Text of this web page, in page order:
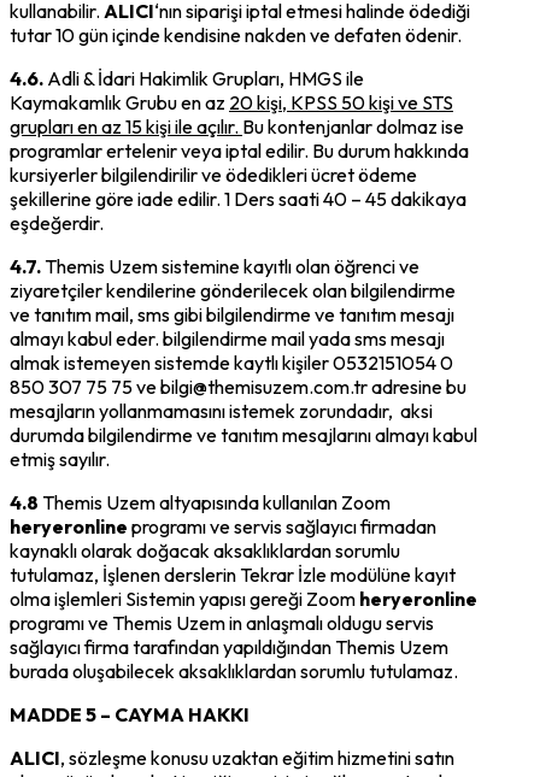
kullanabilir. ALICI‘nın siparişi iptal etmesi halinde ödediği
tutar 10 gün içinde kendisine nakden ve defaten ödenir.
4.6. Adli & İdari Hakimlik Grupları, HMGS ile
Kaymakamlık Grubu en az 20 kişi, KPSS 50 kişi ve STS
grupları en az 15 kişi ile açılır. Bu kontenjanlar dolmaz ise
programlar ertelenir veya iptal edilir. Bu durum hakkında
kursiyerler bilgilendirilir ve ödedikleri ücret ödeme
şekillerine göre iade edilir. 1 Ders saati 40 – 45 dakikaya
eşdeğerdir.
4.7.Themis Uzem sistemine kayıtlı olan öğrenci ve
ziyaretçiler kendilerine gönderilecek olan bilgilendirme
ve tanıtım mail, sms gibi bilgilendirme ve tanıtım mesajı
almayı kabul eder. bilgilendirme mail yada sms mesajı
almak istemeyen sistemde kaytlı kişiler 0532151054 0
850 307 75 75 ve bilgi@themisuzem.com.tr adresine bu
mesajların yollanmamasını istemek zorundadır, aksi
durumda bilgilendirme ve tanıtım mesajlarını almayı kabul
etmiş sayılır.
4.8 Themis Uzem altyapısında kullanılan Zoom
heryeronline programı ve servis sağlayıcı firmadan
kaynaklı olarak doğacak aksaklıklardan sorumlu
tutulamaz, İşlenen derslerin Tekrar İzle modülüne kayıt
olma işlemleri Sistemin yapısı gereği Zoom heryeronline
programı ve Themis Uzem in anlaşmalı oldugu servis
sağlayıcı firma tarafından yapıldığından Themis Uzem
burada oluşabilecek aksaklıklardan sorumlu tutulamaz.
MADDE 5 – CAYMA HAKKI
ALICI, sözleşme konusu uzaktan eğitim hizmetini satın